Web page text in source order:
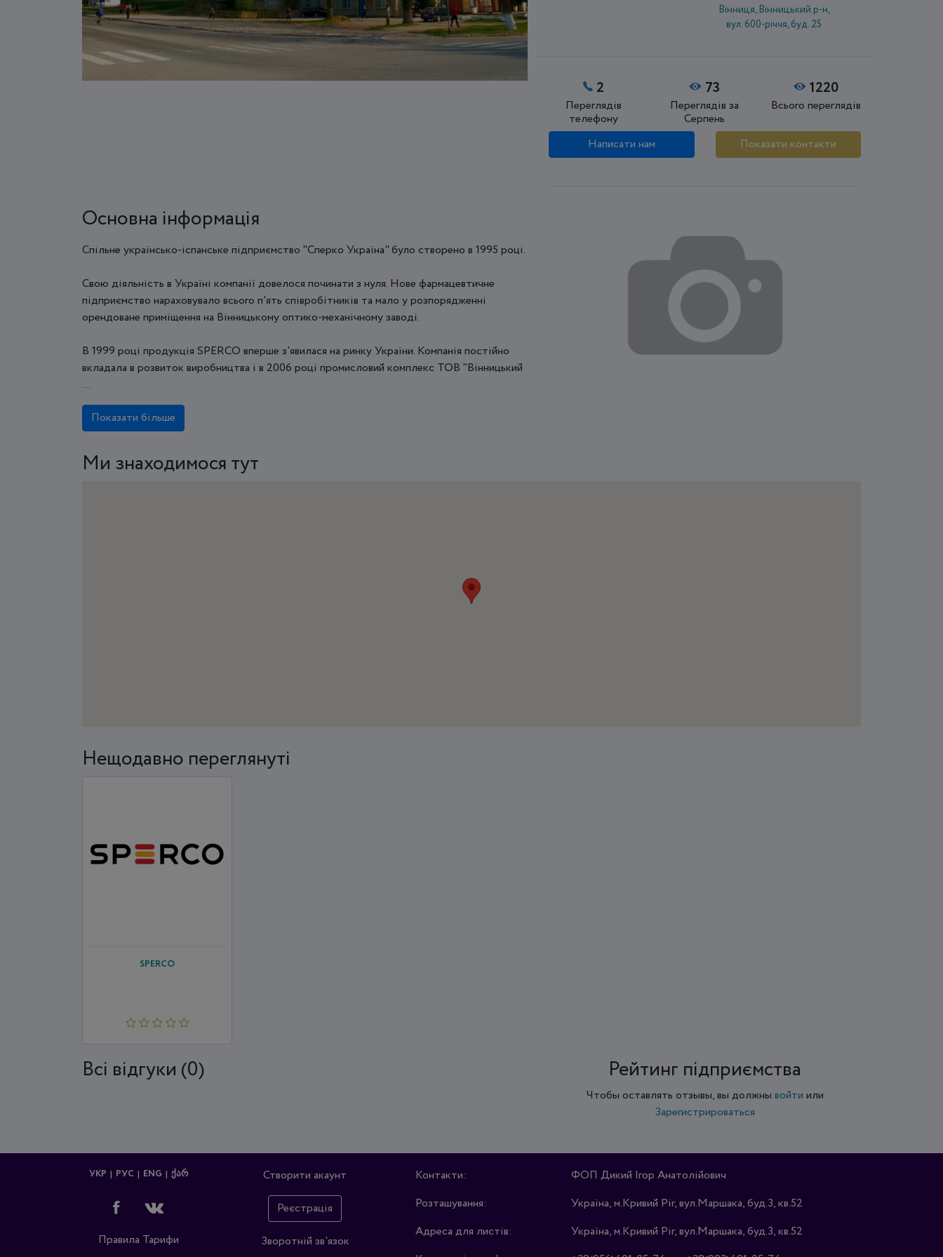
Вінниця, Вінницький р-н,
вул. 600-річчя, буд. 25
2
Переглядів
телефону
73
Переглядів за
Серпень
1220
Всього переглядів
Написати нам Показати контакти
Основна інформація
Спільне українсько-іспанське підприємство "Сперко Україна" було створено в 1995 році.
Свою діяльність в Україні компанії довелося починати з нуля. Нове фармацевтичне
підприємство нараховувало всього п'ять співробітників та мало у розпорядженні
орендоване приміщення на Вінницькому оптико-механічному заводі.
В 1999 році продукція SPERCO вперше з'явилася на ринку України. Компанія постійно
вкладала в розвиток виробництва і в 2006 році промисловий комплекс ТОВ "Вінницький
...
Показати більше
Ми знаходимося тут
Нещодавно переглянуті
SPERCO
Всi відгуки (0) Рейтинг підприємства
Чтобы оставлять отзывы, вы должны войти или
Зарегистрироваться
УКР РУС ENG ᲥᲐᲠ
Правила Тарифи
Створити акаунт
Реєстрація
Зворотній зв'язок
Контакти:
ФОП Дикий Ігор Анатолійович
Розташування:
Україна, м.Кривий Ріг, вул.Маршака, буд.3, кв.52
Адреса для листів:
Україна, м.Кривий Ріг, вул.Маршака, буд.3, кв.52